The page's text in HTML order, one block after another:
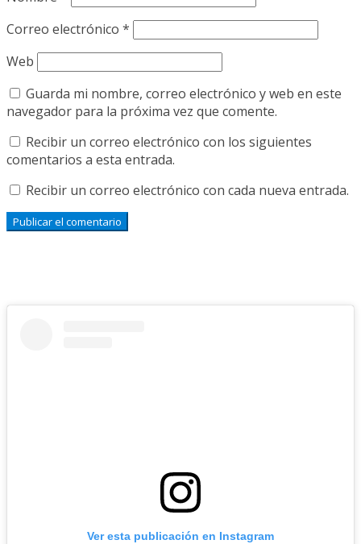
Correo electrónico *
Web
Guarda mi nombre, correo electrónico y web en este
navegador para la próxima vez que comente.
Recibir un correo electrónico con los siguientes
comentarios a esta entrada.
Recibir un correo electrónico con cada nueva entrada.
Ver esta publicación en Instagram